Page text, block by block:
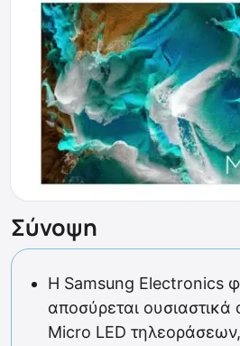
Σύνοψη
Η Samsung Electronics
αποσύρεται
Micro LED